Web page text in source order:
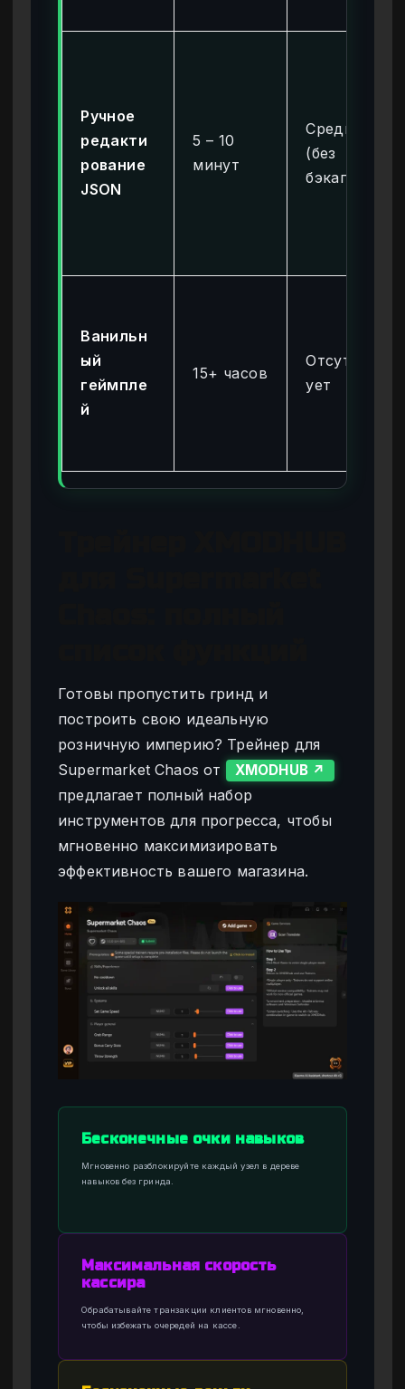
Ручное
редакти
рование
JSON
5 – 10
минут
Средний
(без
бэкапа)
Ванильн
ый
геймпле
й
15+ часов
Отсутств
ует
Готовы пропустить гринд и
построить свою идеальную
розничную империю? Трейнер для
Supermarket Chaos от
XMODHUB ↗
предлагает полный набор
инструментов для прогресса, чтобы
мгновенно максимизировать
эффективность вашего магазина.
Бесконечные очки навыков
Мгновенно разблокируйте каждый узел в дереве
навыков без гринда.
Максимальная скорость
кассира
Обрабатывайте транзакции клиентов мгновенно,
чтобы избежать очередей на кассе.